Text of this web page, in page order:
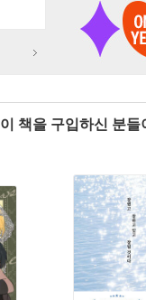
이 책을 구입하신 분